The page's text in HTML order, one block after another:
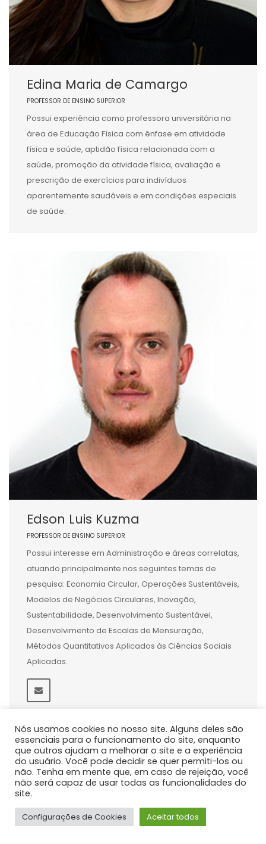
Edina Maria de Camargo
PROFESSOR DE ENSINO SUPERIOR
Possui experiência como professora universitária na
área de Educação Física com ênfase em atividade
física e saúde, aptidão física relacionada com a
saúde, promoção da atividade física, avaliação e
prescrição de exercícios para indivíduos
aparentemente saudáveis e em condições especiais
de saúde.
Edson Luis Kuzma
PROFESSOR DE ENSINO SUPERIOR
Possui interesse em Administração e áreas correlatas,
atuando principalmente nos seguintes temas de
pesquisa: Economia Circular, Operações Sustentáveis,
Modelos de Negócios Circulares, Inovação,
Sustentabilidade, Desenvolvimento Sustentável,
Desenvolvimento de Escalas de Mensuração,
Métodos Quantitativos Aplicados às Ciências Sociais
Aplicadas.
Nós usamos cookies no nosso site. Alguns deles são
essenciais para o funcionamento do site, enquanto
que outros ajudam a melhorar o site e a experiência
do usuário. Você pode decidir se quer permiti-los ou
não. Tenha em mente que, em caso de rejeição, você
não será capaz de usar todas as funcionalidades do
site.
Configurações de Cookies Aceitar todos